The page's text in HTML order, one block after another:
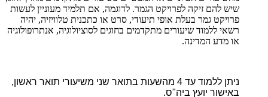
שיש להם זיקה לפרויקט הגמר. לדוגמה, אם תלמיד מעוניין לעשות
פרויקט גמר בעלת אופי תיעודי, סרט או כתכנית טלוויזיה, יהיה
רשאי ללמוד שיעורים מתקדמים בחוגים לסוציולוגיה, אנתרופולוגיה
או מדע המדינה.
ניתן ללמוד עד 4 מהשעות בתואר שני משיעורי תואר ראשון,
באישור יועץ ביה"ס.